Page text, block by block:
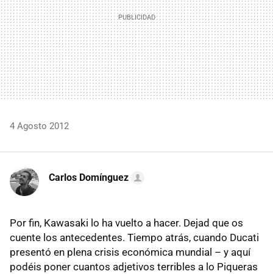
4 Agosto 2012
Carlos Domínguez
Por fin, Kawasaki lo ha vuelto a hacer. Dejad que os
cuente los antecedentes. Tiempo atrás, cuando Ducati
presentó en plena crisis económica mundial – y aquí
podéis poner cuantos adjetivos terribles a lo Piqueras